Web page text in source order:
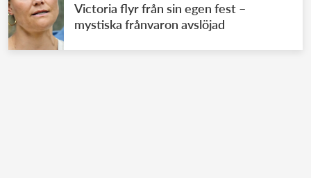
Victoria flyr från sin egen fest –
mystiska frånvaron avslöjad